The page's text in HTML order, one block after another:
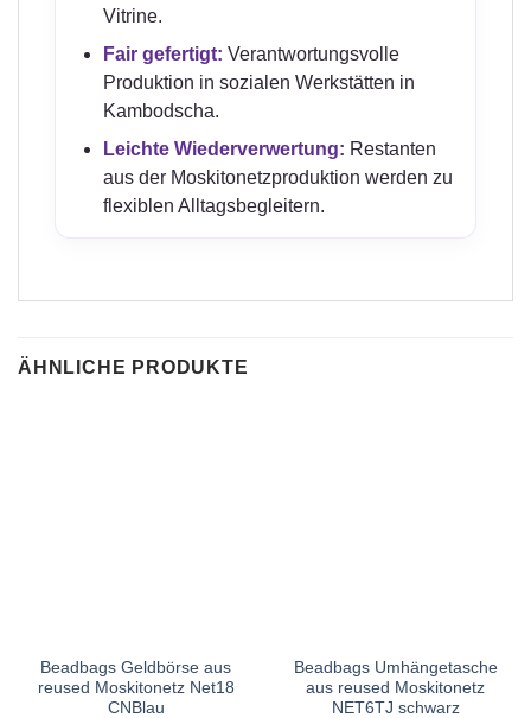
Vitrine.
Fair gefertigt: Verantwortungsvolle
Produktion in sozialen Werkstätten in
Kambodscha.
Leichte Wiederverwertung: Restanten
aus der Moskitonetzproduktion werden zu
flexiblen Alltagsbegleitern.
ÄHNLICHE PRODUKTE
Beadbags Geldbörse aus
reused Moskitonetz Net18
CNBlau
Beadbags Umhängetasche
aus reused Moskitonetz
NET6TJ schwarz